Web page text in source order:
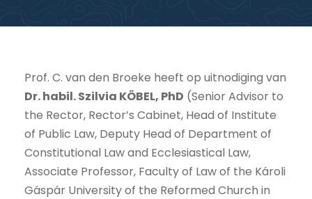
Prof. C. van den Broeke heeft op uitnodiging van
Dr. habil. Szilvia KÖBEL, PhD (Senior Advisor to
the Rector, Rector’s Cabinet, Head of Institute
of Public Law, Deputy Head of Department of
Constitutional Law and Ecclesiastical Law,
Associate Professor, Faculty of Law of the Károli
Gáspár University of the Reformed Church in